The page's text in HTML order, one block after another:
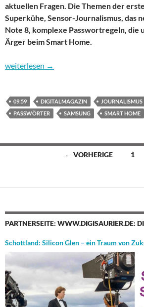
aktuellen Fragen. Die Themen der
Superkühe, Sensor-Journalismus, das
Note 8, komplexe Passwortregeln, die
Ärger beim Smart Home.
Premieren-Ausgabe von „09:59 – das
weiterlesen →
09:59 DIGITALMAGAZIN JOURNALISMUS
PASSWÖRTER
SAMSUNG SMART HOME
Beitragsnavigation
← VORHERIGE 1
PARTNERSEITE: WWW.DIGISAURIER.DE:
Schottland: Silicon Glen – ein Traum von